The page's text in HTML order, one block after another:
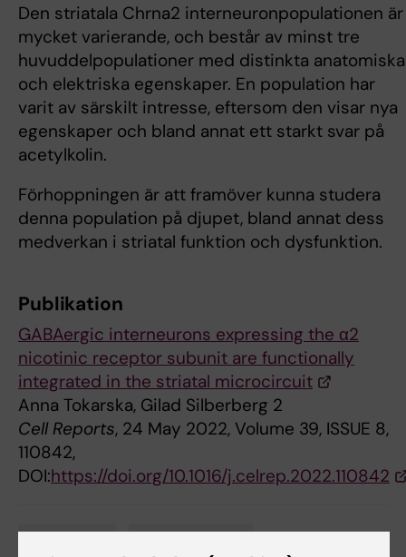
Den striatala Chrna2 interneuronpopulationen är
mycket varierande, och består av minst tre
huvuddelpopulationer med distinkta anatomiska
och elektriska egenskaper. En population har
varit av särskilt intresse, eftersom den visar nya
egenskaper och bland annat ett starkt svar på
acetylkolin.
Förhoppningen är att framöver kunna studera
denna population på djupet, bland annat dess
medverkan i striatal funktion och dysfunktion.
Publikation
GABAergic interneurons expressing the α2
nicotinic receptor subunit are functionally
integrated in the striatal microcircuit
Anna Tokarska, Gilad Silberberg 2
Cell Reports, 24 May 2022, Volume 39, ISSUE 8,
110842,
DOI:https://doi.org/10.1016/j.celrep.2022.110842